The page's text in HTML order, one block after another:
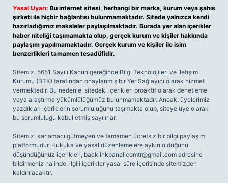
Yasal Uyarı: Bu internet sitesi, herhangi bir marka, kurum veya şahıs
şirketi ile hiçbir bağlantısı bulunmamaktadır. Sitede yalnızca kendi
hazırladığımız makaleler paylaşılmaktadır. Burada yer alan içerikler
haber niteliği taşımamakta olup, gerçek kurum ve kişiler hakkında
paylaşım yapılmamaktadır. Gerçek kurum ve kişiler ile isim
benzerlikleri tamamen tesadüfidir.
Sitemiz, 5651 Sayılı Kanun gereğince Bilgi Teknolojileri ve İletişim
Kurumu (BTK) tarafından onaylanmış bir Yer Sağlayıcı olarak hizmet
vermektedir. Bu nedenle, sitedeki içerikleri proaktif olarak denetleme
veya araştırma yükümlülüğümüz bulunmamaktadır. Ancak, üyelerimiz
yazdıkları içeriklerin sorumluluğunu taşımakta olup, siteye üye olarak
bu sorumluluğu kabul etmiş sayılırlar.
Sitemiz, kar amacı gütmeyen ve tamamen ücretsiz bir bilgi paylaşım
platformudur. Hukuka ve yasal düzenlemelere aykırı olduğunu
düşündüğünüz içerikleri, backlinkpanelicomtr@gmail.com adresine
bildirmeniz halinde, ilgili içerikler yasal süre içerisinde sitemizden
kaldırılacaktır.